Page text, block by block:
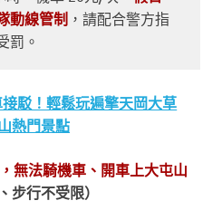
動線管制 ，請配合警方指
罰。
駁！輕鬆玩遍擎天岡大草
熱門景點
無法騎機車、開車上大屯山
步行不受限）